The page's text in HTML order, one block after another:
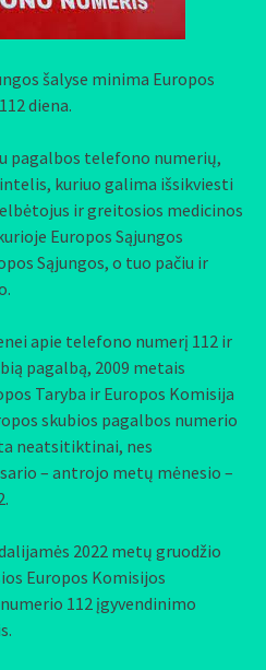
šalyse minima Europos
diena.
pagalbos telefono numerių,
kuriuo galima išsikviesti
ir greitosios medicinos
Europos Sąjungos
Sąjungos, o tuo pačiu ir
apie telefono numerį 112 ir
pagalbą, 2009 metais
Taryba ir Europos Komisija
skubios pagalbos numerio
neatsitiktinai, nes
– antrojo metų mėnesio –
2022 metų gruodžio
Europos Komisijos
112 įgyvendinimo